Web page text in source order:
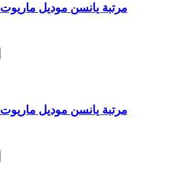
مرتبة يانسن موديل ماريوت 150*190*17 سم
مرتبة يانسن موديل ماريوت 140*200*17 سم